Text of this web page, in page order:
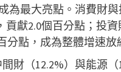
為最大亮點。消費財
獻2.0個百分點；投資
分點，成為整體增速放
財（12.2%）與能源